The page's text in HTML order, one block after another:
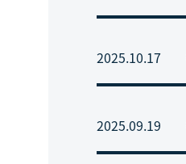
2025.10.17
2025.09.19